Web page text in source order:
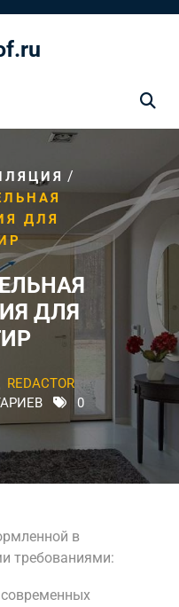
/
ДЛЯ
ДЛЯ
REDACTOR
0
в
требованиями: